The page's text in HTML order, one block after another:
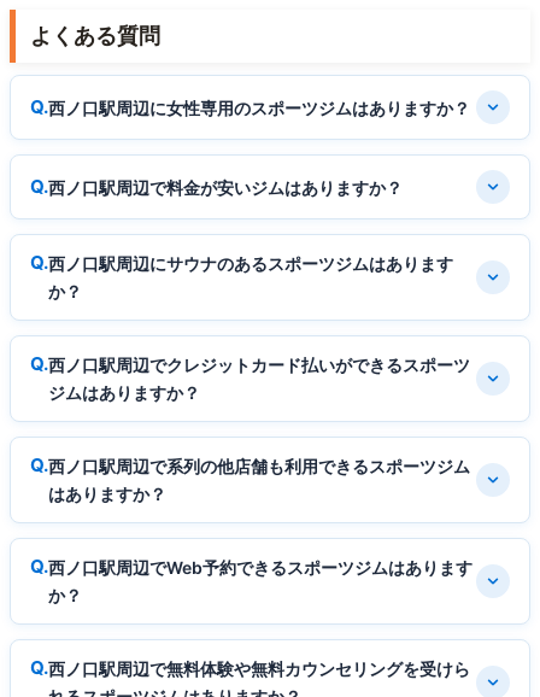
よくある質問
西ノ口駅周辺に女性専用のスポーツジムはありますか？
西ノ口駅周辺で料金が安いジムはありますか？
西ノ口駅周辺にサウナのあるスポーツジムはあります
か？
西ノ口駅周辺でクレジットカード払いができるスポーツ
ジムはありますか？
西ノ口駅周辺で系列の他店舗も利用できるスポーツジム
はありますか？
西ノ口駅周辺でWeb予約できるスポーツジムはあります
か？
西ノ口駅周辺で無料体験や無料カウンセリングを受けら